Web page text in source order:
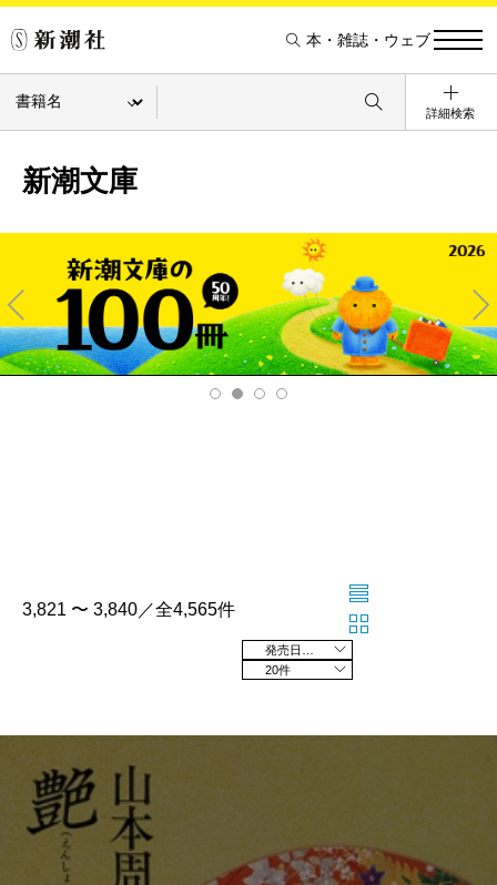
本・雑誌・ウェブ
詳細検索
新潮文庫
Pre
v
Ne
xt
3,821 〜 3,840／全4,565件
20件